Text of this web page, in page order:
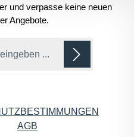
und verpasse keine neuen
Angebote.
E-Mail-Adresse*
AGB